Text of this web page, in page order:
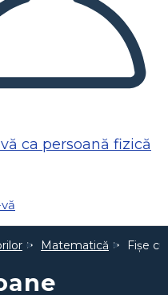
ca persoană fizică
Matematică Fișe